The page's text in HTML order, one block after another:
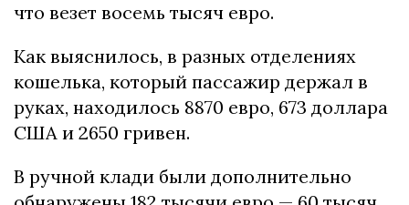
что везет восемь тысяч евро.
Как выяснилось, в разных отделениях
кошелька, который пассажир держал в
руках, находилось 8870 евро, 673 доллара
США и 2650 гривен.
В ручной клади были дополнительно